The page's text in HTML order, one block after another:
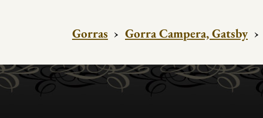
Gorras › Gorra Campera, Gatsby ›